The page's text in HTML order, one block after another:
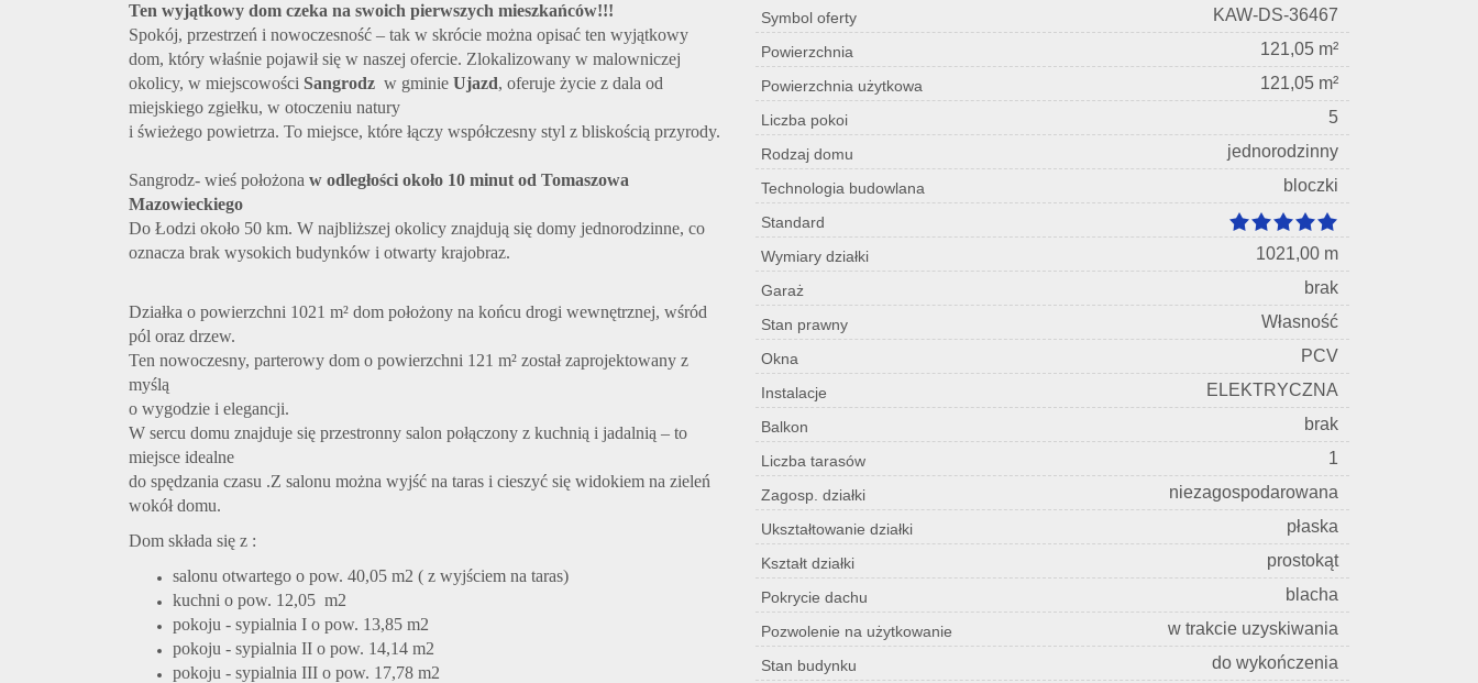
Ten wyjątkowy dom czeka na swoich pierwszych mieszkańców!!!
Spokój, przestrzeń i nowoczesność – tak w skrócie można opisać ten wyjątkowy
dom, który właśnie pojawił się w naszej ofercie. Zlokalizowany w malowniczej
okolicy, w miejscowości Sangrodz w gminie Ujazd, oferuje życie z dala od
miejskiego zgiełku, w otoczeniu natury
i świeżego powietrza. To miejsce, które łączy współczesny styl z bliskością przyrody.
Sangrodz- wieś położona w odległości około 10 minut od Tomaszowa
Mazowieckiego
Do Łodzi około 50 km. W najbliższej okolicy znajdują się domy jednorodzinne, co
oznacza brak wysokich budynków i otwarty krajobraz.
Działka o powierzchni 1021 m² dom położony na końcu drogi wewnętrznej, wśród
pól oraz drzew.
Ten nowoczesny, parterowy dom o powierzchni 121 m² został zaprojektowany z
myślą
o wygodzie i elegancji.
W sercu domu znajduje się przestronny salon połączony z kuchnią i jadalnią – to
miejsce idealne
do spędzania czasu .Z salonu można wyjść na taras i cieszyć się widokiem na zieleń
wokół domu.
Dom składa się z :
salonu otwartego o pow. 40,05 m2 ( z wyjściem na taras)
kuchni o pow. 12,05 m2
pokoju - sypialnia I o pow. 13,85 m2
pokoju - sypialnia II o pow. 14,14 m2
pokoju - sypialnia III o pow. 17,78 m2
Symbol oferty KAW-DS-36467
Powierzchnia 121,05 m²
Powierzchnia użytkowa 121,05 m²
Liczba pokoi 5
Rodzaj domu jednorodzinny
Technologia budowlana bloczki
Standard
Wymiary działki
1021,00 m
Garaż brak
Stan prawny Własność
Okna PCV
Instalacje ELEKTRYCZNA
Balkon brak
Liczba tarasów 1
Zagosp. działki niezagospodarowana
Ukształtowanie działki płaska
Kształt działki prostokąt
Pokrycie dachu blacha
Pozwolenie na użytkowanie w trakcie uzyskiwania
Stan budynku do wykończenia